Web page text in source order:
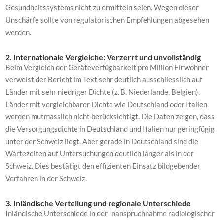
Gesundheitssystems nicht zu ermitteln seien. Wegen dieser
Unschärfe sollte von regulatorischen Empfehlungen abgesehen
werden.
2. Internationale Vergleiche: Verzerrt und unvollständig
Beim Vergleich der Geräteverfügbarkeit pro Million Einwohner
verweist der Bericht im Text sehr deutlich ausschliesslich auf
Länder mit sehr niedriger Dichte (z. B. Niederlande, Belgien).
Länder mit vergleichbarer Dichte wie Deutschland oder Italien
werden mutmasslich nicht berücksichtigt. Die Daten zeigen, dass
die Versorgungsdichte in Deutschland und Italien nur geringfügig
unter der Schweiz liegt. Aber gerade in Deutschland sind die
Wartezeiten auf Untersuchungen deutlich länger als in der
Schweiz. Dies bestätigt den effizienten Einsatz bildgebender
Verfahren in der Schweiz.
3. Inländische Verteilung und regionale Unterschiede
Inländische Unterschiede in der Inanspruchnahme radiologischer